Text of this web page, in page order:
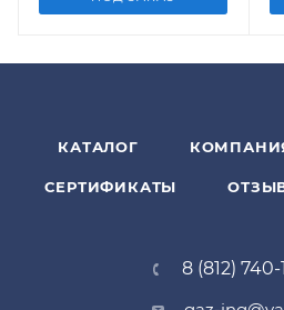
КАТАЛОГ
СЕРТИФИКАТЫ
8 (812) 740-